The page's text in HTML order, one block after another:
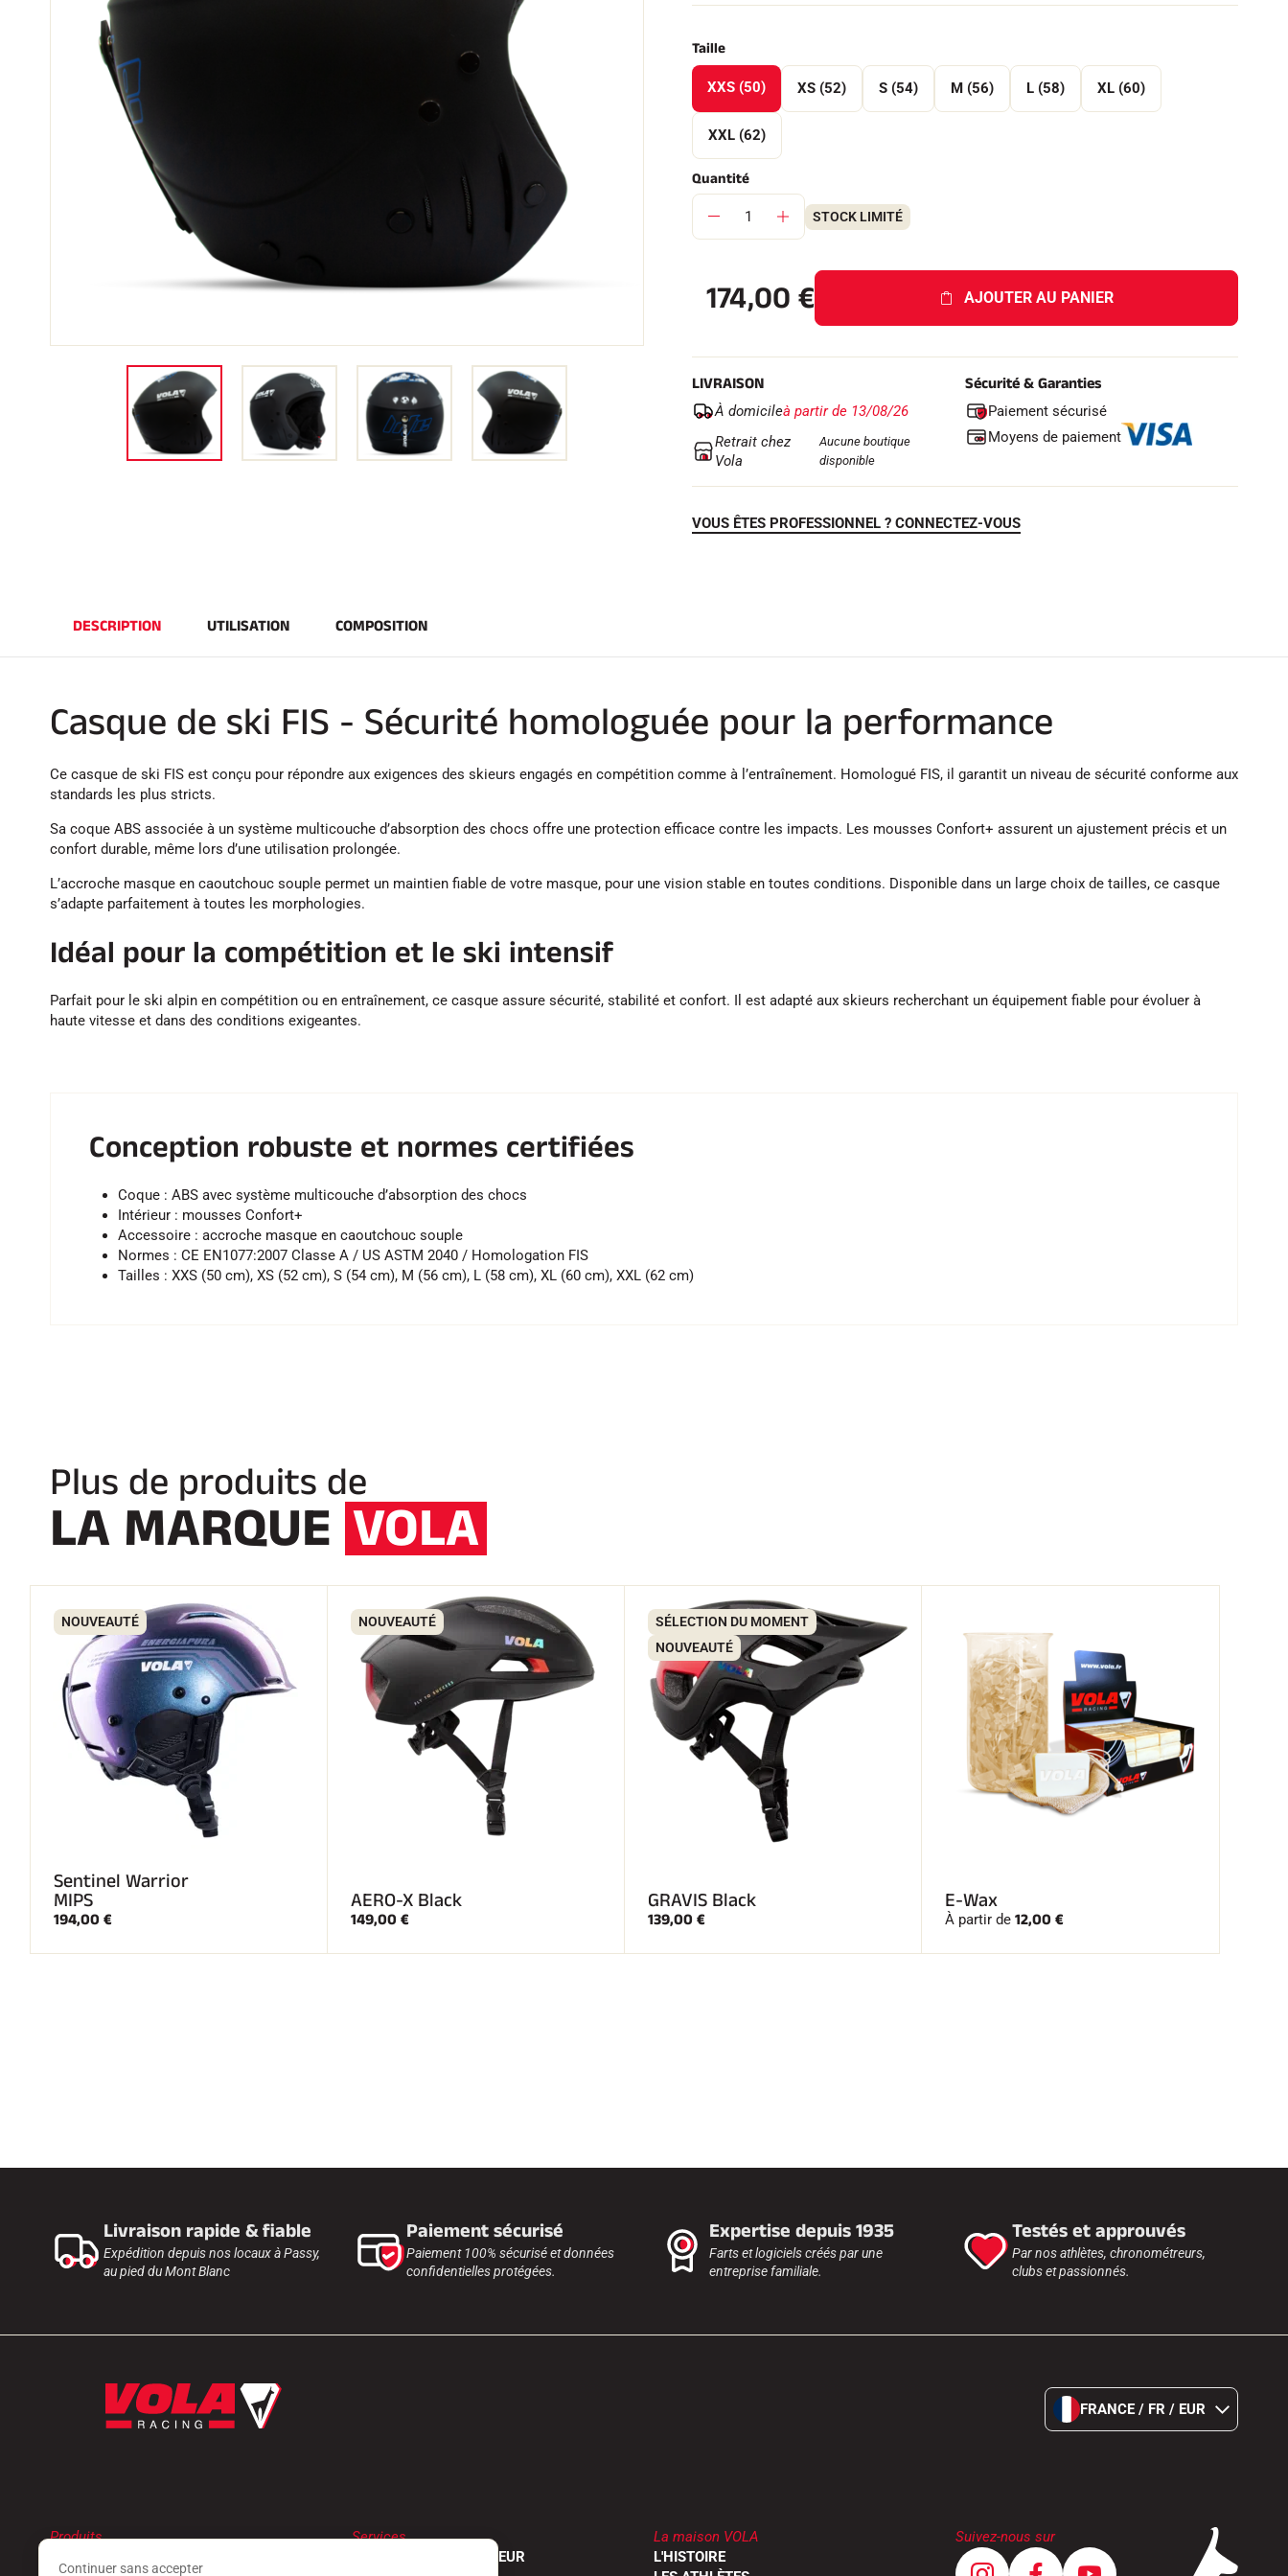
COMPÉTITION SKI DE FOND
Taille
XXS (50) XS (52) S (54) M (56) L (58) XL (60)
XXL (62)
Quantité
STOCK LIMITÉ
174,00€ AJOUTER AU PANIER
LIVRAISON
À domicileà partir de 13/08/26
Retrait chez
Vola
Aucune boutique
disponible
Sécurité & Garanties
Paiement sécurisé
Moyens de paiement
VOUS ÊTES PROFESSIONNEL ? CONNECTEZ-VOUS
DESCRIPTION UTILISATION COMPOSITION
Casque de ski FIS - Sécurité homologuée pour la performance
Ce casque de ski FIS est conçu pour répondre aux exigences des skieurs engagés en compétition comme à l’entraînement. Homologué FIS, il garantit un niveau de sécurité conforme aux
standards les plus stricts.
Sa coque ABS associée à un système multicouche d’absorption des chocs offre une protection efficace contre les impacts. Les mousses Confort+ assurent un ajustement précis et un
confort durable, même lors d’une utilisation prolongée.
L’accroche masque en caoutchouc souple permet un maintien fiable de votre masque, pour une vision stable en toutes conditions. Disponible dans un large choix de tailles, ce casque
s’adapte parfaitement à toutes les morphologies.
Idéal pour la compétition et le ski intensif
Parfait pour le ski alpin en compétition ou en entraînement, ce casque assure sécurité, stabilité et confort. Il est adapté aux skieurs recherchant un équipement fiable pour évoluer à
haute vitesse et dans des conditions exigeantes.
Conception robuste et normes certifiées
Coque : ABS avec système multicouche d’absorption des chocs
Intérieur : mousses Confort+
Accessoire : accroche masque en caoutchouc souple
Normes : CE EN1077:2007 Classe A / US ASTM 2040 / Homologation FIS
Tailles : XXS (50 cm), XS (52 cm), S (54 cm), M (56 cm), L (58 cm), XL (60 cm), XXL (62 cm)
Plus de produits de
LA MARQUE VOLA
NOUVEAUTÉ
Sentinel Warrior
MIPS
194,00 €
NOUVEAUTÉ
AERO-X Black
149,00 €
SÉLECTION DU MOMENT
NOUVEAUTÉ
GRAVIS Black
139,00 €
E-Wax
À partir de 12,00 €
Livraison rapide & fiable
Expédition depuis nos locaux à Passy,
au pied du Mont Blanc
Paiement sécurisé
Paiement 100% sécurisé et données
confidentielles protégées.
Expertise depuis 1935
Farts et logiciels créés par une
entreprise familiale.
Testés et approuvés
Par nos athlètes, chronométreurs,
clubs et passionnés.
FRANCE / FR / EUR
Produits
Services
TROUVER UN REVENDEUR
La maison VOLA
L'HISTOIRE
Suivez-nous sur
Continuer sans accepter